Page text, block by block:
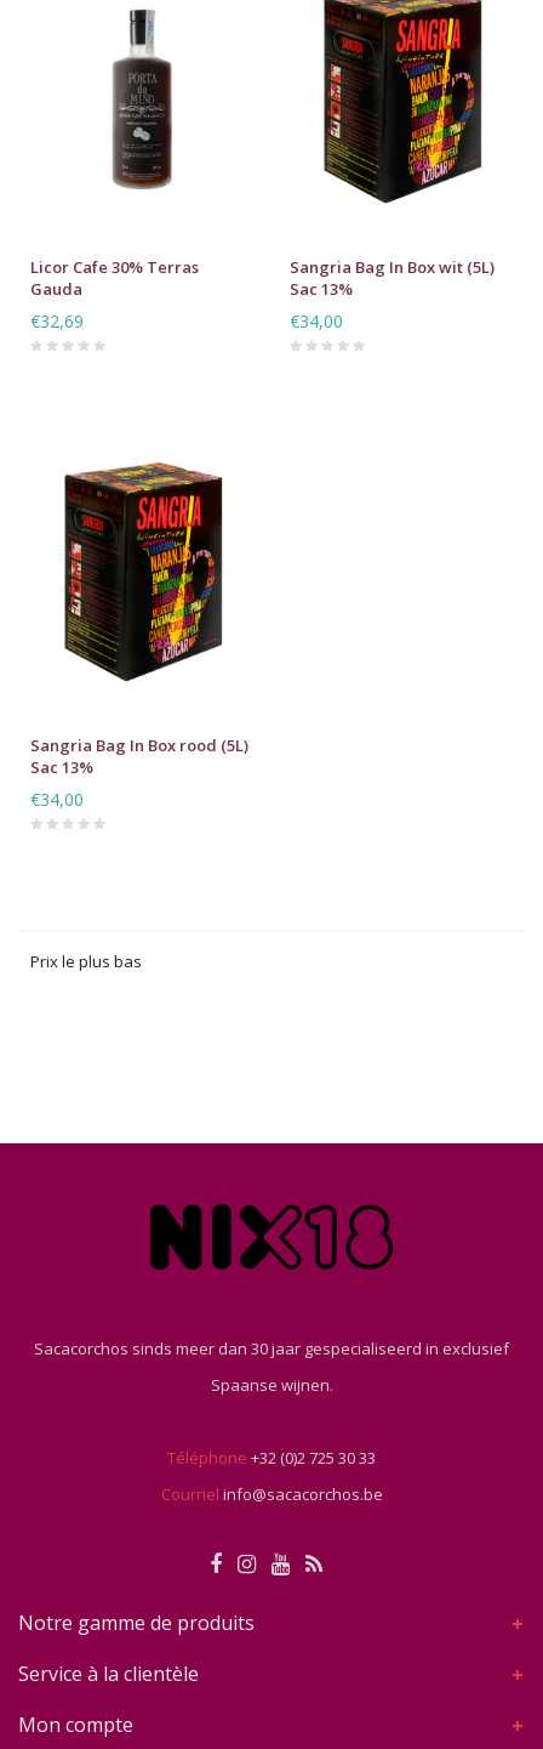
Licor Cafe 30% Terras
Gauda
€32,69
Sangria Bag In Box wit (5L)
Sac 13%
€34,00
Sangria Bag In Box rood (5L)
Sac 13%
€34,00
Prix le plus bas
Sacacorchos sinds meer dan 30 jaar gespecialiseerd in exclusief
Spaanse wijnen.
Téléphone +32 (0)2 725 30 33
Courriel info@sacacorchos.be
Notre gamme de produits
Service à la clientèle
Mon compte